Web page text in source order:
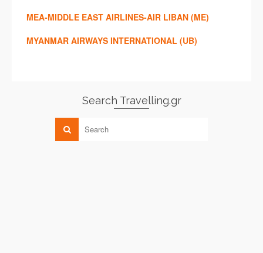
MEA-MIDDLE EAST AIRLINES-AIR LIBAN (ME)
MYANMAR AIRWAYS INTERNATIONAL (UB)
Search Travelling.gr